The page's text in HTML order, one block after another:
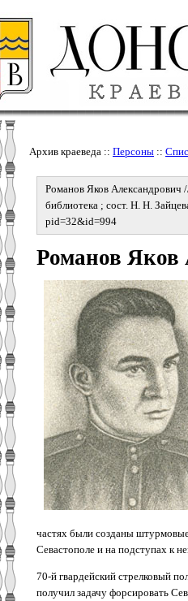
Архив краеведа :: Персоны ::
Романов Яков Александрович
библиотека ; сост. Н. Н.
pid=32&id=994
Романов Яков
частях были созданы
Севастополе и на подступах к
70-й гвардейский стрелковый
получил задачу форсировать